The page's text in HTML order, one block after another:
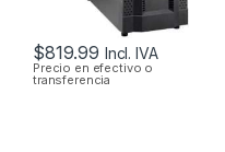
$819.99 Incl. IVA
Precio en efectivo o
transferencia